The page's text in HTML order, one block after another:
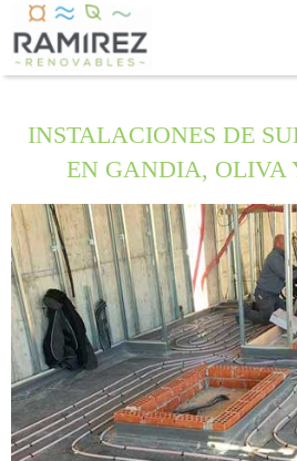
INSTALACIONES DE
EN GANDIA, OLIVA